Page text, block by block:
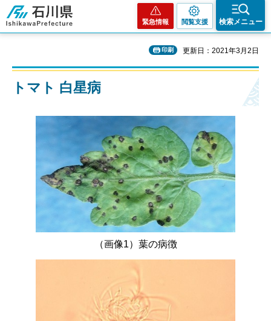
石川県
緊急情報 閲覧支援 検索メニュー
印刷 更新日：2021年3月2日
トマト 白星病
（画像1）葉の病徴